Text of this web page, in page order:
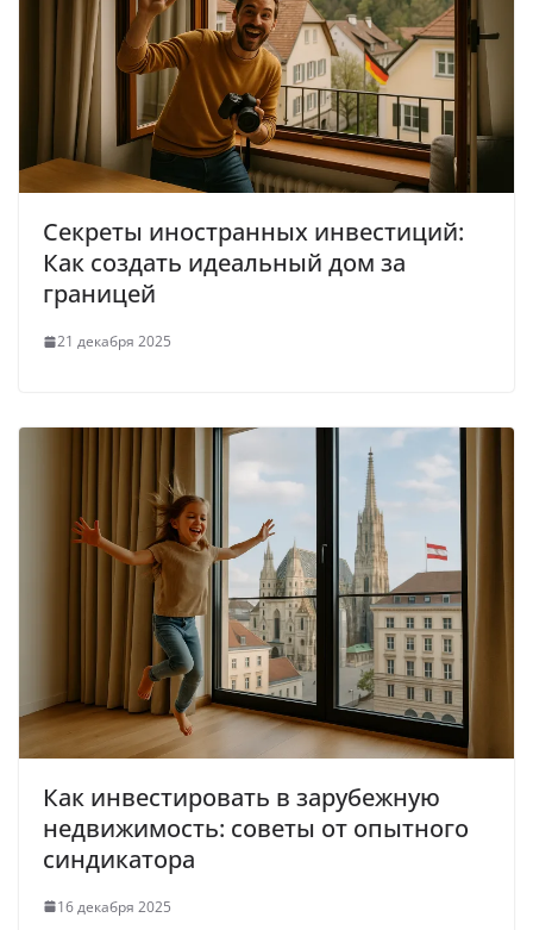
Секреты иностранных инвестиций:
Как создать идеальный дом за
границей
21 декабря 2025
Как инвестировать в зарубежную
недвижимость: советы от опытного
синдикатора
16 декабря 2025